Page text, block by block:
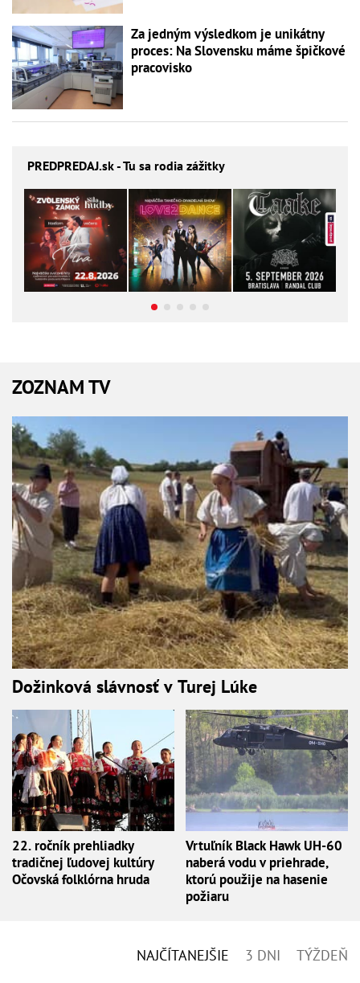
Za jedným výsledkom je unikátny
proces: Na Slovensku máme špičkové
pracovisko
PREDPREDAJ.sk - Tu sa rodia zážitky
ZOZNAM TV
Dožinková slávnosť v Turej Lúke
22. ročník prehliadky
tradičnej ľudovej kultúry
Očovská folklórna hruda
Vrtuľník Black Hawk UH-60
naberá vodu v priehrade,
ktorú použije na hasenie
požiaru
NAJČÍTANEJŠIE 3 DNI TÝŽDEŇ